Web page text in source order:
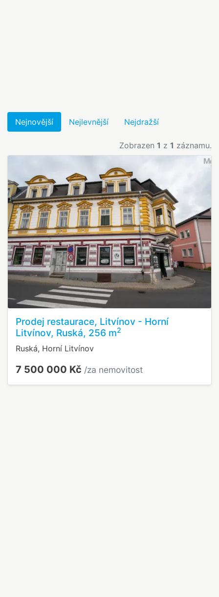
Nejnovější Nejlevnější Nejdražší
Zobrazen 1 z 1 záznamu.
Prodej restaurace, Litvínov - Horní
Litvínov, Ruská, 256 m2
Ruská, Horní Litvínov
7 500 000 Kč /za nemovitost